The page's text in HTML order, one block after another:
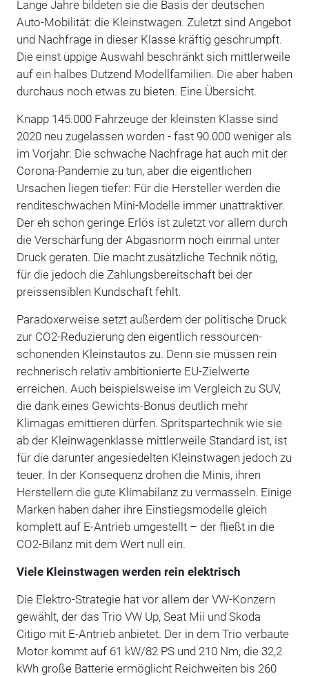
Lange Jahre bildeten sie die Basis der deutschen
Auto-Mobilität: die Kleinstwagen. Zuletzt sind Angebot
und Nachfrage in dieser Klasse kräftig geschrumpft.
Die einst üppige Auswahl beschränkt sich mittlerweile
auf ein halbes Dutzend Modellfamilien. Die aber haben
durchaus noch etwas zu bieten. Eine Übersicht.
Knapp 145.000 Fahrzeuge der kleinsten Klasse sind
2020 neu zugelassen worden - fast 90.000 weniger als
im Vorjahr. Die schwache Nachfrage hat auch mit der
Corona-Pandemie zu tun, aber die eigentlichen
Ursachen liegen tiefer: Für die Hersteller werden die
renditeschwachen Mini-Modelle immer unattraktiver.
Der eh schon geringe Erlös ist zuletzt vor allem durch
die Verschärfung der Abgasnorm noch einmal unter
Druck geraten. Die macht zusätzliche Technik nötig,
für die jedoch die Zahlungsbereitschaft bei der
preissensiblen Kundschaft fehlt.
Paradoxerweise setzt außerdem der politische Druck
zur CO2-Reduzierung den eigentlich ressourcen-
schonenden Kleinstautos zu. Denn sie müssen rein
rechnerisch relativ ambitionierte EU-Zielwerte
erreichen. Auch beispielsweise im Vergleich zu SUV,
die dank eines Gewichts-Bonus deutlich mehr
Klimagas emittieren dürfen. Spritspartechnik wie sie
ab der Kleinwagenklasse mittlerweile Standard ist, ist
für die darunter angesiedelten Kleinstwagen jedoch zu
teuer. In der Konsequenz drohen die Minis, ihren
Herstellern die gute Klimabilanz zu vermasseln. Einige
Marken haben daher ihre Einstiegsmodelle gleich
komplett auf E-Antrieb umgestellt – der fließt in die
CO2-Bilanz mit dem Wert null ein.
Viele Kleinstwagen werden rein elektrisch
Die Elektro-Strategie hat vor allem der VW-Konzern
gewählt, der das Trio VW Up, Seat Mii und Skoda
Citigo mit E-Antrieb anbietet. Der in dem Trio verbaute
Motor kommt auf 61 kW/82 PS und 210 Nm, die 32,2
kWh große Batterie ermöglicht Reichweiten bis 260